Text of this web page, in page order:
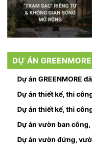
DỰ ÁN
Dự án GREENMORE
Dự án thiết kế, thi
Dự án thiết kế, thi
Dự án vườn ban
Dự án vườn đứng,